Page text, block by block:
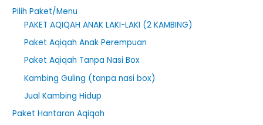
Pilih Paket/Menu
PAKET AQIQAH ANAK LAKI-LAKI (2 KAMBING)
Paket Aqiqah Anak Perempuan
Paket Aqiqah Tanpa Nasi Box
Kambing Guling (tanpa nasi box)
Jual Kambing Hidup
Paket Hantaran Aqiqah